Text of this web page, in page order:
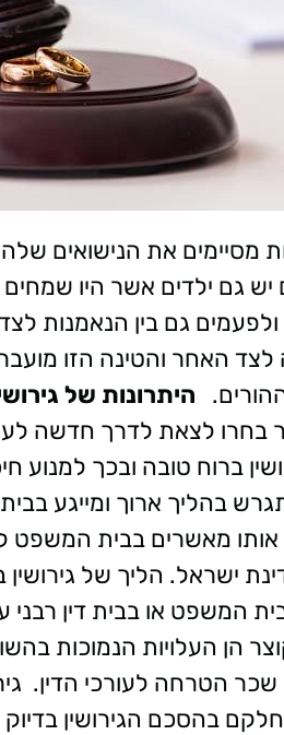
מסיימים את הנישואים
יש גם ילדים אשר היו
ולפעמים גם בין הנאמנות
לצד האחר והטינה הזו
היתרונות של
בחרו לצאת לדרך חדשה
ברוח טובה ובכך
בהליך ארוך ומייגע
מאשרים בבית המשפט
ישראל. הליך של
המשפט או בבית דין
הן העלויות הנמוכות
הטרחה לעורכי הדין.
חלקם בהסכם הגירושין